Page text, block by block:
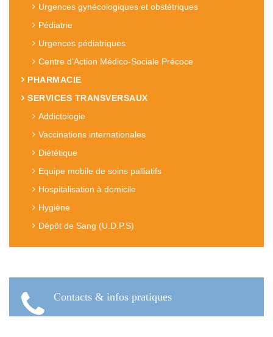
Urgences gynécologiques et obstétriques
Pédiatrie
Urgences pédiatriques
Centre d’Action Médico-Sociale Précoce
PHARMACIE
SERVICES TRANSVERSAUX
Addictologie
Vaccinations internationales
Diététique
Equipe mobile de soins palliatifs
Hospitalisation à domicile
Hygiène
Dépôt de Sang (U.D.P.S)
Contacts & infos pratiques